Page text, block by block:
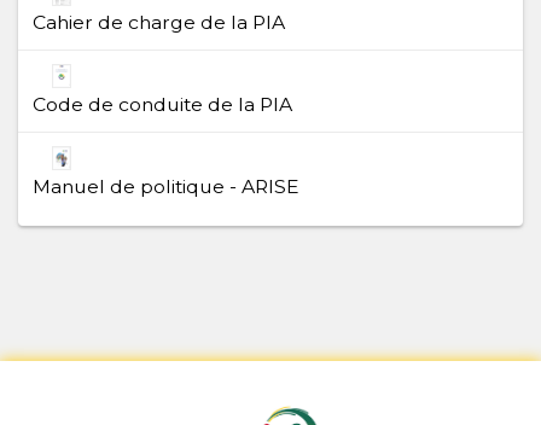
Cahier de charge de la PIA
Code de conduite de la PIA
Manuel de politique - ARISE